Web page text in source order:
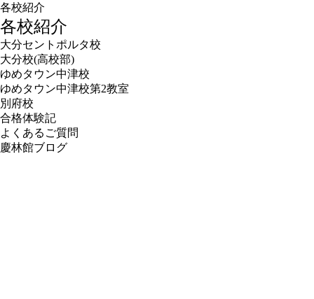
各校紹介
各校紹介
大分セントポルタ校
大分校(高校部)
ゆめタウン中津校
ゆめタウン中津校第2教室
別府校
合格体験記
よくあるご質問
慶林館ブログ